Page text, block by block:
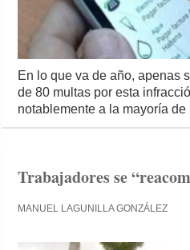
En lo que va de año, apenas
de 80 multas por esta
notablemente a la mayoría
Trabajadores se
MANUEL LAGUNILLA GONZÁLEZ